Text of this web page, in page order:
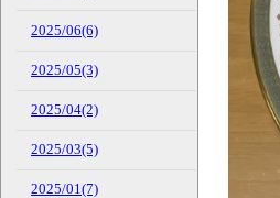
2025/06(6)
2025/05(3)
2025/04(2)
2025/03(5)
2025/01(7)